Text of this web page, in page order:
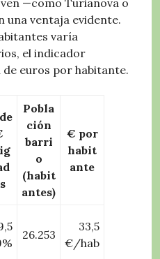
—como Turianova o
ventaja evidente.
varía
el indicador
euros por habitante.
Pobla
ción
barri
o
(habit
antes)
€ por
habit
ante
26.253
33,5
€/hab